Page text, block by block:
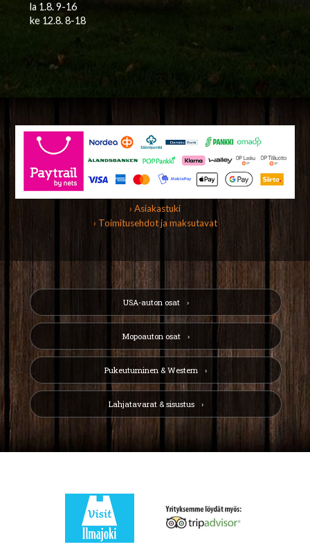
la 1.8. 9-16
ke 12.8. 8-18
› Asiakastuki
› Toimitusehdot ja maksutavat
USA-auton osat
Mopoauton osat
Pukeutuminen & Western
Lahjatavarat & sisustus